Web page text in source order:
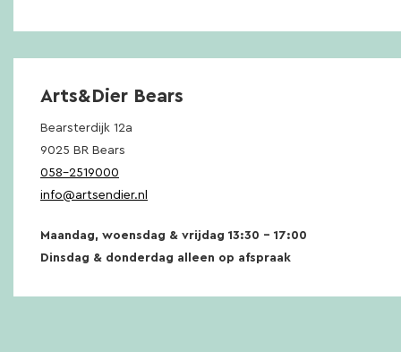
Arts&Dier Bears
Bearsterdijk 12a
9025 BR Bears
058-2519000
info@artsendier.nl
Maandag, woensdag & vrijdag 13:30 – 17:00
Dinsdag & donderdag alleen op afspraak